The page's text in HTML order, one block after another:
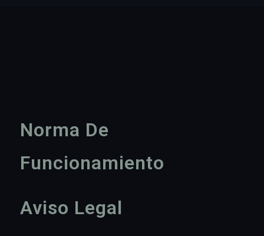
Norma De
Funcionamiento
Aviso Legal